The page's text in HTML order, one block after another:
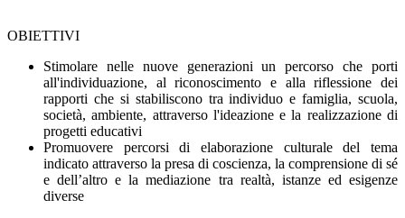
OBIETTIVI
Stimolare nelle nuove generazioni un percorso che porti
all'individuazione, al riconoscimento e alla riflessione dei
rapporti che si stabiliscono tra individuo e famiglia, scuola,
società, ambiente, attraverso l'ideazione e la realizzazione di
progetti educativi
Promuovere percorsi di elaborazione culturale del tema
indicato attraverso la presa di coscienza, la comprensione di sé
e dell’altro e la mediazione tra realtà, istanze ed esigenze
diverse